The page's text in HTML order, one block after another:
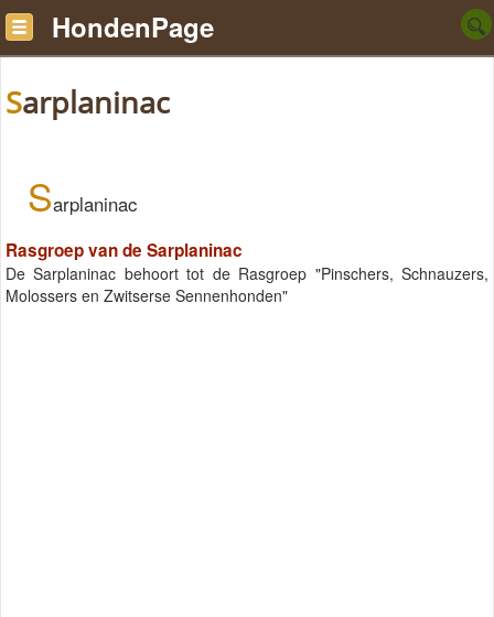
HondenPage
Sarplaninac
Sarplaninac
Rasgroep van de Sarplaninac
De Sarplaninac behoort tot de Rasgroep "Pinschers, Schnauzers,
Molossers en Zwitserse Sennenhonden"